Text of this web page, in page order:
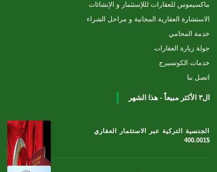
ماكسيموس للعقارات لللإستثمار و الإنشائات
الاستشارة العقارية المجانية و مراحل الشراء
خدمة المحامي
جولة زيارة العقارات
خدمات الكونسيرج
اتصل بنا
ال٣ الأكثر مبيعاً - هذا الشهر
الجنسية التركية عبر الاستثمار العقاري
400.001$